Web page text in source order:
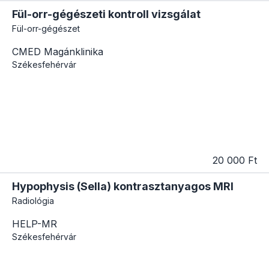
Fül-orr-gégészeti kontroll vizsgálat
Fül-orr-gégészet
CMED Magánklinika
Székesfehérvár
20 000 Ft
Hypophysis (Sella) kontrasztanyagos MRI
Radiológia
HELP-MR
Székesfehérvár